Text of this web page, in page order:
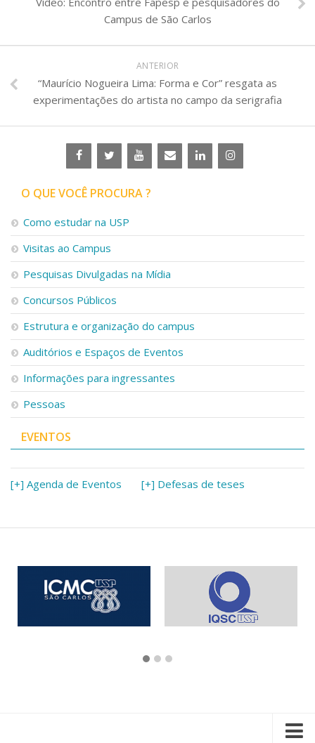
Campus de São Carlos
ANTERIOR
“Maurício Nogueira Lima: Forma e Cor” resgata as
experimentações do artista no campo da serigrafia
O QUE VOCÊ PROCURA ?
Como estudar na USP
Visitas ao Campus
Pesquisas Divulgadas na Mídia
Concursos Públicos
Estrutura e organização do campus
Auditórios e Espaços de Eventos
Informações para ingressantes
Pessoas
EVENTOS
[+] Agenda de Eventos [+] Defesas de teses